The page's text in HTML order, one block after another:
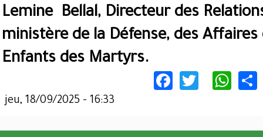
Lemine Bellal, Directeur des
ministère de la Défense, des
Enfants des Martyrs.
Facebook
Twitter
jeu, 18/09/2025 - 16:33